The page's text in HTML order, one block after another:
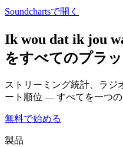
Soundchartsで開く
Ik wou dat ik jou
をすべてのプラ
ストリーミング統計、ラジ
ート順位 — すべてを一つの
無料で始める
製品